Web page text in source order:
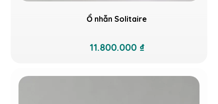
Ổ nhẫn Solitaire
11.800.000 ₫